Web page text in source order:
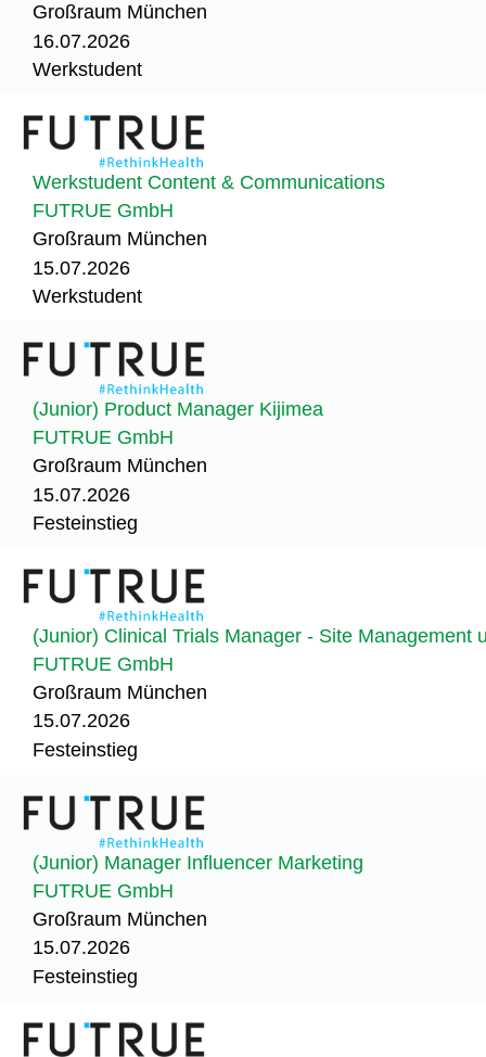
Großraum München
16.07.2026
Werkstudent
Werkstudent Content & Communications
FUTRUE GmbH
Großraum München
15.07.2026
Werkstudent
(Junior) Product Manager Kijimea
FUTRUE GmbH
Großraum München
15.07.2026
Festeinstieg
(Junior) Clinical Trials Manager - Site Management
FUTRUE GmbH
Großraum München
15.07.2026
Festeinstieg
(Junior) Manager Influencer Marketing
FUTRUE GmbH
Großraum München
15.07.2026
Festeinstieg